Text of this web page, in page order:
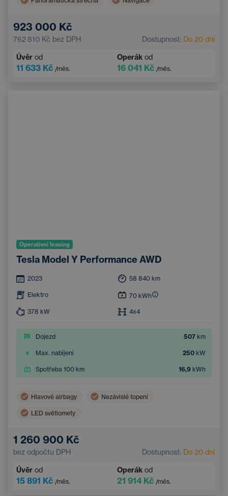
Bluetooth
923 000 Kč
762 810 Kč bez DPH Dostupnost: Do 20 dní
Úvěr od
11 633 Kč /měs.
Operák od
16 041 Kč /měs.
Operativní leasing
Tesla Model Y Performance AWD
2023 58 840 km
Elektro 70 kWh
378 kW 4x4
Dojezd 507 km
Max. nabíjení 250 kW
Spotřeba 100 km 16,9 kWh
Hlavové airbagy Nezávislé topení
LED světlomety
Automatická klimatizace
Elektricky nastavitelné sedadlo řidiče s pamětí
1 260 900 Kč
bez odpočtu DPH Dostupnost: Do 20 dní
Úvěr od
15 891 Kč /měs.
Operák od
21 914 Kč /měs.